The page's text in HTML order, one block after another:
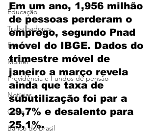
Educação
Trabalhadores
Economia
Mulher
Previdência e Fundos de pensão
Notícias
Caixa
Banco do Brasil
Em um ano, 1,956 milhão
de pessoas perderam o
emprego, segundo Pnad
móvel do IBGE. Dados do
trimestre móvel de
janeiro a março revela
ainda que taxa de
subutilização foi par a
29,7% e desalento para
25,1%.